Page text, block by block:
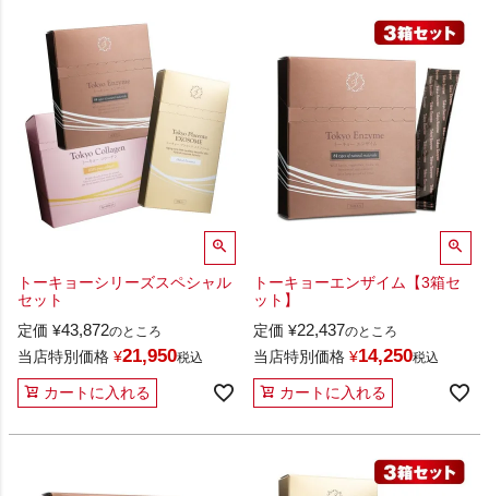
トーキョーシリーズスペシャル
セット
定価 ¥43,872のところ
当店特別価格 ¥21,950税込
カートに入れる
トーキョーエンザイム【3箱セ
ット】
定価 ¥22,437のところ
当店特別価格 ¥14,250税込
カートに入れる